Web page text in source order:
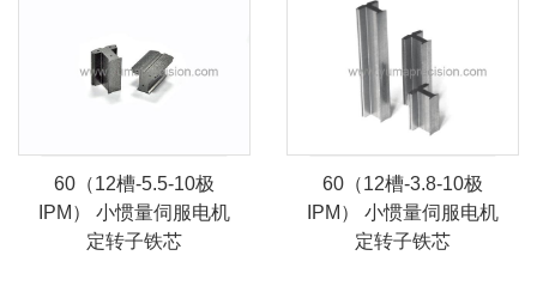
60（12槽-5.5-10极
IPM） 小惯量伺服电机
定转子铁芯
60（12槽-3.8-10极
IPM） 小惯量伺服电机
定转子铁芯